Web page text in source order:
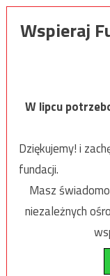
Wspieraj
W lipcu
Dziękujemy! i
fundacji.
Masz
niezależnych